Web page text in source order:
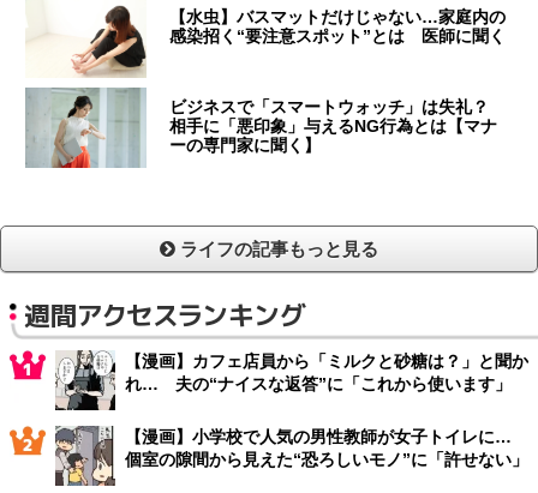
【水虫】バスマットだけじゃない…家庭内の
感染招く“要注意スポット”とは 医師に聞く
ビジネスで「スマートウォッチ」は失礼？
相手に「悪印象」与えるNG行為とは【マナ
ーの専門家に聞く】
ライフの記事もっと見る
週間アクセスランキング
【漫画】カフェ店員から「ミルクと砂糖は？」と聞か
れ… 夫の“ナイスな返答”に「これから使います」
【漫画】小学校で人気の男性教師が女子トイレに…
個室の隙間から見えた“恐ろしいモノ”に「許せない」